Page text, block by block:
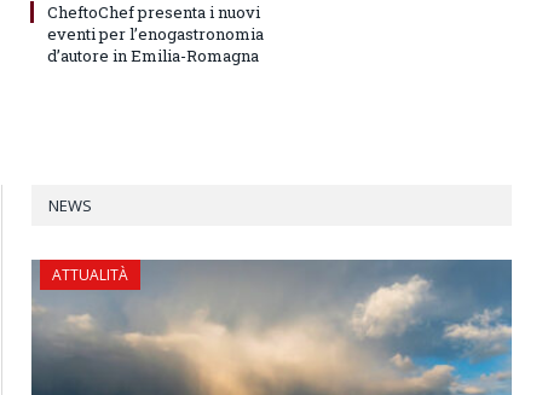
CheftoChef presenta i nuovi
eventi per l’enogastronomia
d’autore in Emilia-Romagna
NEWS
ATTUALITÀ